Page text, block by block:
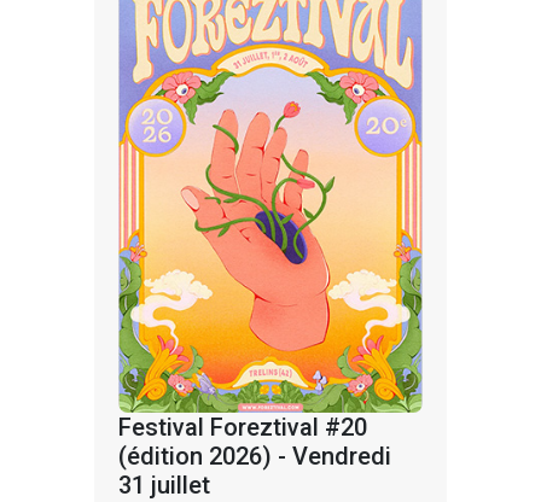
Festival Foreztival #20
(édition 2026) - Vendredi
31 juillet